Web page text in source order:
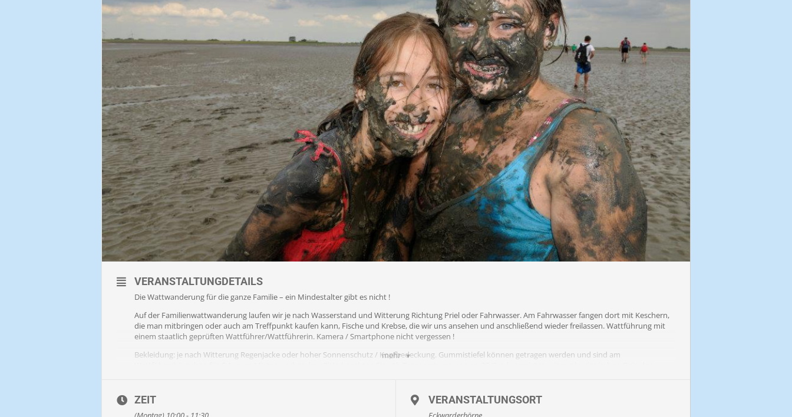
mehr
VERANSTALTUNGDETAILS
Die Wattwanderung für die ganze Familie – ein Mindestalter gibt es nicht !
Auf der Familienwattwanderung laufen wir je nach Wasserstand und Witterung Richtung Priel oder Fahrwasser. Am Fahrwasser fangen dort mit Keschern,
die man mitbringen oder auch am Treffpunkt kaufen kann, Fische und Krebse, die wir uns ansehen und anschließend wieder freilassen. Wattführung mit
einem staatlich geprüften Wattführer/Wattführerin. Kamera / Smartphone nicht vergessen !
Bekleidung: je nach Witterung Regenjacke oder hoher Sonnenschutz / Kopfbedeckung. Gummistiefel können getragen werden und sind am
Im Winter lange Hose, im Sommer idealerweise mit kurzer Hose und Beachies. Beachies ( Wattsocken ) können am Treffpunkt erworben werden.
Barfußlaufen wird aufgrund der Schnittgefahr von Muscheln nicht empfohlen.
ZEIT VERANSTALTUNGSORT